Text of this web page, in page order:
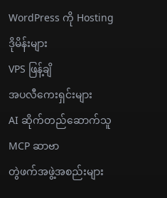
WordPress ကို Hosting
ဒိုမိန်းများ
VPS ဖြန့်ချိ
အပလီကေးရှင်းများ
AI ဆိုက်တည်ဆောက်သူ
MCP ဆာဗာ
တွဲဖက်အဖွဲ့အစည်းများ